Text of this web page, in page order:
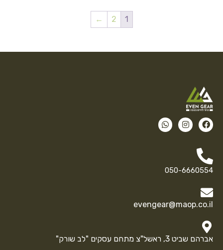
1
2
←
050-6660554
evengear@maop.co.il
אברהם שביט 3, ראשל"צ מתחם עסקים "לב שורק"